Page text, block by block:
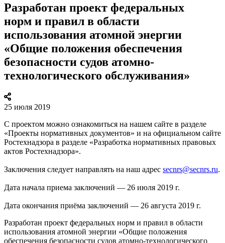
Разработан проект федеральных
норм и правил в области
использования атомной энергии
«Общие положения обеспечения
безопасности судов атомно-
технологического обслуживания»
25 июля 2019
С проектом можно ознакомиться на нашем сайте в разделе
«Проекты нормативных документов» и на официальном сайте
Ростехнадзора в разделе «Разработка нормативных правовых
актов Ростехнадзора».
Заключения следует направлять на наш адрес secnrs@secnrs.ru.
Дата начала приема заключений — 26 июля 2019 г.
Дата окончания приёма заключений — 26 августа 2019 г.
Разработан проект федеральных норм и правил в области
использования атомной энергии «Общие положения
обеспечения безопасности судов атомно-технологического